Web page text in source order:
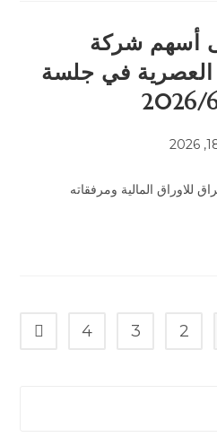
أسهم شركة
العصرية في جلسة
للاوراق المالية ومرفقاته
2
3
4